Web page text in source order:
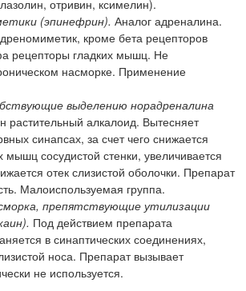
отривин, ксимелин).
(эпинефрин). Аналог адреналина.
кроме бета рецепторов
рецепторы гладких мышц. Не
насморке. Применение
выделению норадреналина
растительный алкалоид. Вытесняет
синапсах, за счет чего снижается
мышц сосудистой стенки, увеличивается
отек слизистой оболочки. Препарат
Малоиспользуемая группа.
препятствующие утилизации
Под действием препарата
в синаптических соединениях,
носа. Препарат вызывает
не используется.